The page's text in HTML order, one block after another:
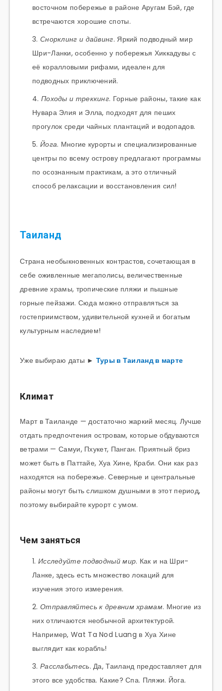
восточном побережье в районе Аругам Бэй, где
встречаются хорошие споты.
Снорклинг и дайвинг. Яркий подводный мир
Шри-Ланки, особенно у побережья Хиккадувы с
её коралловыми рифами, идеален для
подводных приключений.
Походы и треккинг. Горные районы, такие как
Нувара Элия и Элла, подходят для пеших
прогулок среди чайных плантаций и водопадов.
Йога. Многие курорты и специализированные
центры по всему острову предлагают программы
по осознанным практикам, а это отличный
способ релаксации и восстановления сил!
Таиланд
Страна необыкновенных контрастов, сочетающая в
себе оживленные мегаполисы, величественные
древние храмы, тропические пляжи и пышные
горные пейзажи. Сюда можно отправляться за
гостеприимством, удивительной кухней и богатым
культурным наследием!
Уже выбираю даты ► Туры в Таиланд в марте
Климат
Март в Таиланде — достаточно жаркий месяц. Лучше
отдать предпочтения островам, которые обдуваются
ветрами — Самуи, Пхукет, Панган. Приятный бриз
может быть в Паттайе, Хуа Хине, Краби. Они как раз
находятся на побережье. Северные и центральные
районы могут быть слишком душными в этот период,
поэтому выбирайте курорт с умом.
Чем заняться
Исследуйте подводный мир. Как и на Шри-
Ланке, здесь есть множество локаций для
изучения этого измерения.
Отправляйтесь к древним храмам. Многие из
них отличаются необычной архитектурой.
Например, Wat Ta Nod Luang в Хуа Хине
выглядит как корабль!
Расслабьтесь. Да, Таиланд предоставляет для
этого все удобства. Какие? Спа. Пляжи. Йога.